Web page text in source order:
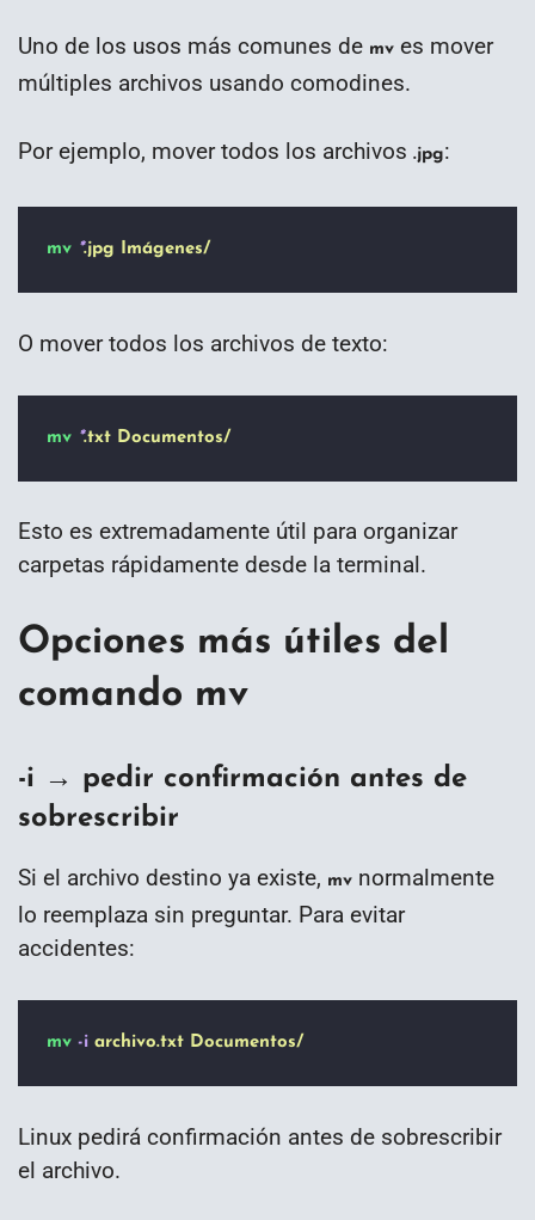
Uno de los usos más comunes de mv es mover
múltiples archivos usando comodines.
Por ejemplo, mover todos los archivos .jpg:
mv *.jpg Imágenes/
O mover todos los archivos de texto:
mv *.txt Documentos/
Esto es extremadamente útil para organizar
carpetas rápidamente desde la terminal.
Opciones más útiles del
comando mv
-i → pedir confirmación antes de
sobrescribir
Si el archivo destino ya existe, mv normalmente
lo reemplaza sin preguntar. Para evitar
accidentes:
mv -i archivo.txt Documentos/
Linux pedirá confirmación antes de sobrescribir
el archivo.